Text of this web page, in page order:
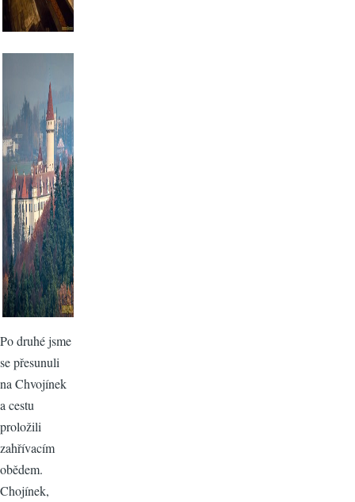
Po druhé jsme
se přesunuli
na Chvojínek
a cestu
proložili
zahřívacím
obědem.
Chojínek,